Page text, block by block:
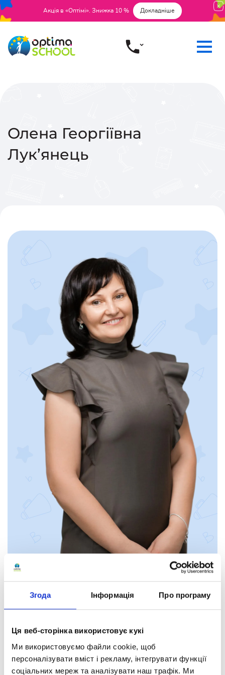
Згода Інформація Про програму
Ця веб-сторінка використовує кукі
Ми використовуємо файли cookie, щоб
персоналізувати вміст і рекламу, інтегрувати функції
соціальних мереж та аналізувати наш трафік. Ми
Акція в «Оптімі». Знижка 10 % Докладніше
Олена Георгіївна
Лук’янець
Олена Георгіївна Лук’янець
Англійська мова
Кваліфікація:
кваліфікаційна категорія «спеціаліст вищої категорії»,
педагогічне звання «вчитель-методист».